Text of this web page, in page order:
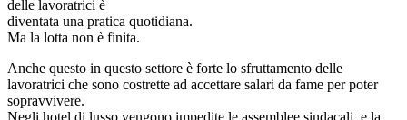
delle lavoratrici è
diventata una pratica quotidiana.
Ma la lotta non è finita.
Anche questo in questo settore è forte lo sfruttamento delle
lavoratrici che sono costrette ad accettare salari da fame per poter
sopravvivere.
Negli hotel di lusso vengono impedite le assemblee sindacali, e la